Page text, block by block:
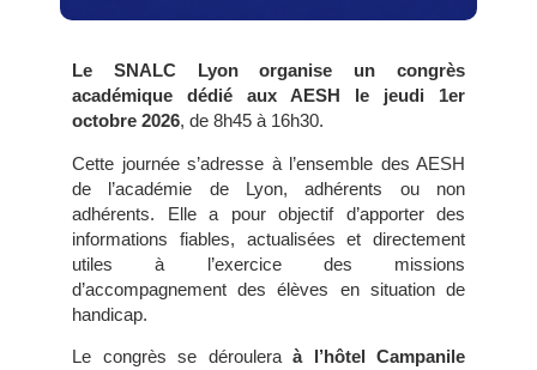
Le SNALC Lyon organise un congrès
académique dédié aux AESH le jeudi 1er
octobre 2026, de 8h45 à 16h30.
Cette journée s’adresse à l’ensemble des AESH
de l’académie de Lyon, adhérents ou non
adhérents. Elle a pour objectif d’apporter des
informations fiables, actualisées et directement
utiles à l’exercice des missions
d’accompagnement des élèves en situation de
handicap.
Le congrès se déroulera à l’hôtel Campanile